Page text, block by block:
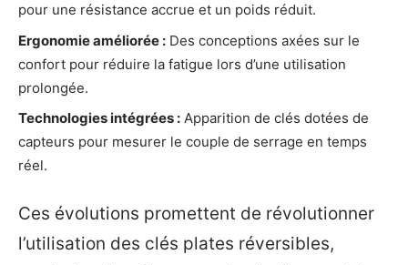
pour une résistance accrue et un poids réduit.
Ergonomie améliorée : Des conceptions axées sur le
confort pour réduire la fatigue lors d’une utilisation
prolongée.
Technologies intégrées : Apparition de clés dotées de
capteurs pour mesurer le couple de serrage en temps
réel.
Ces évolutions promettent de révolutionner
l’utilisation des clés plates réversibles,